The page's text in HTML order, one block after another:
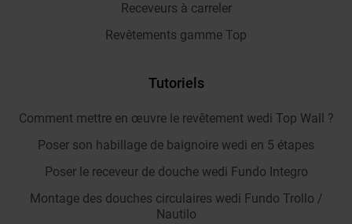
Receveurs à carreler
Revêtements gamme Top
Tutoriels
Comment mettre en œuvre le revêtement wedi Top Wall ?
Poser son habillage de baignoire wedi en 5 étapes
Poser le receveur de douche wedi Fundo Integro
Montage des douches circulaires wedi Fundo Trollo /
Nautilo